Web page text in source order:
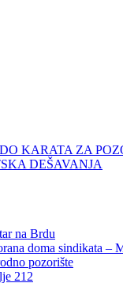
na Brdu
doma sindikata –
pozorište
212